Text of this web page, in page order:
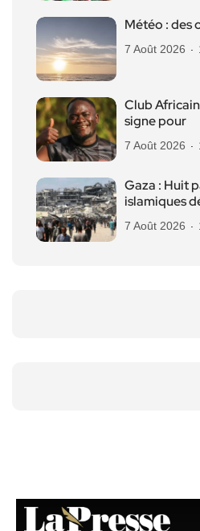
Météo : des
7 Août 2026
Club
signe pour
7 Août 2026
Gaza : Huit
islamiques
7 Août 2026